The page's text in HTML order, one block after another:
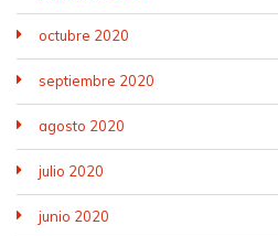
octubre 2020
septiembre 2020
agosto 2020
julio 2020
junio 2020